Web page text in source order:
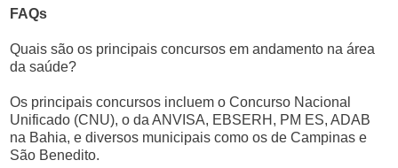
FAQs
Quais são os principais concursos em andamento na área
da saúde?
Os principais concursos incluem o Concurso Nacional
Unificado (CNU), o da ANVISA, EBSERH, PM ES, ADAB
na Bahia, e diversos municipais como os de Campinas e
São Benedito.